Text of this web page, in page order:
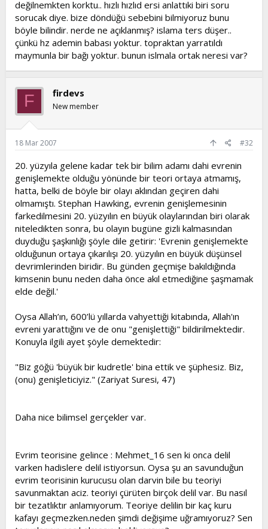
değilnemkten korktu.. hızlı hızlıd ersi anlattıki biri soru
sorucak diye. bize döndüğü sebebini bilmiyoruz bunu
böyle bilindir. nerde ne açıklanmış? islama ters düşer..
çünkü hz ademin babası yoktur. topraktan yarratıldı
maymunla bir bağı yoktur. bunun islmala ortak neresi var?
F firdevs
New member
18 Mar 2007 #32
20. yüzyıla gelene kadar tek bir bilim adamı dahi evrenin
genişlemekte olduğu yönünde bir teori ortaya atmamış,
hatta, belki de böyle bir olayı aklından geçiren dahi
olmamıştı. Stephan Hawking, evrenin genişlemesinin
farkedilmesini 20. yüzyılın en büyük olaylarından biri olarak
niteledikten sonra, bu olayın bugüne gizli kalmasından
duyduğu şaşkınlığı şöyle dile getirir: 'Evrenin genişlemekte
olduğunun ortaya çıkarılışı 20. yüzyılın en büyük düşünsel
devrimlerinden biridir. Bu günden geçmişe bakıldığında
kimsenin bunu neden daha önce akıl etmediğine şaşmamak
elde değil.'
Oysa Allah’ın, 600’lü yıllarda vahyettiği kitabında, Allah'ın
evreni yarattığını ve de onu "genişlettiği" bildirilmektedir.
Konuyla ilgili ayet şöyle demektedir:
"Biz göğü 'büyük bir kudretle' bina ettik ve şüphesiz. Biz,
(onu) genişleticiyiz." (Zariyat Suresi, 47)
Daha nice bilimsel gerçekler var.
Evrim teorisine gelince : Mehmet_16 sen ki onca delil
varken hadislere delil istiyorsun. Oysa şu an savunduğun
evrim teorisinin kurucusu olan darvin bile bu teoriyi
savunmaktan aciz. teoriyi çürüten birçok delil var. Bu nasıl
bir tezatlıktır anlamıyorum. Teoriye delilin bir kaç kuru
kafayı geçmezken.neden şimdi değişime uğramıyoruz? Sen